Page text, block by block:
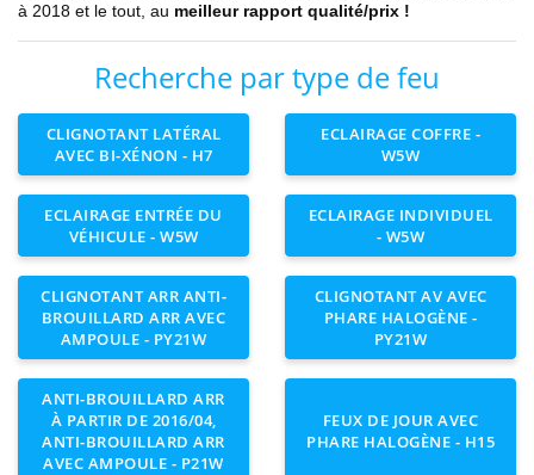
à 2018 et le tout, au meilleur rapport qualité/prix !
Recherche par type de feu
CLIGNOTANT LATÉRAL
AVEC BI-XÉNON - H7
ECLAIRAGE COFFRE -
W5W
ECLAIRAGE ENTRÉE DU
VÉHICULE - W5W
ECLAIRAGE INDIVIDUEL
- W5W
CLIGNOTANT ARR ANTI-
BROUILLARD ARR AVEC
AMPOULE - PY21W
CLIGNOTANT AV AVEC
PHARE HALOGÈNE -
PY21W
ANTI-BROUILLARD ARR
À PARTIR DE 2016/04,
ANTI-BROUILLARD ARR
AVEC AMPOULE - P21W
FEUX DE JOUR AVEC
PHARE HALOGÈNE - H15